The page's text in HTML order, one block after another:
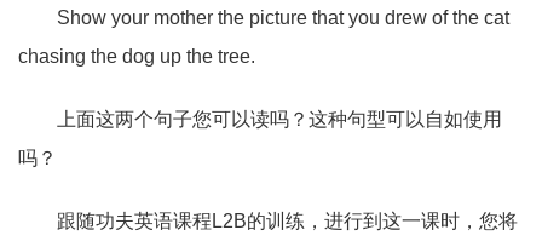
Show your mother the picture that you drew of the cat
chasing the dog up the tree.
上面这两个句子您可以读吗？这种句型可以自如使用
吗？
跟随功夫英语课程L2B的训练，进行到这一课时，您将